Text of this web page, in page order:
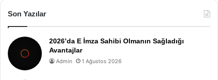
Son Yazılar
2026’da E İmza Sahibi Olmanın Sağladığı
Avantajlar
Admin 1 Ağustos 2026